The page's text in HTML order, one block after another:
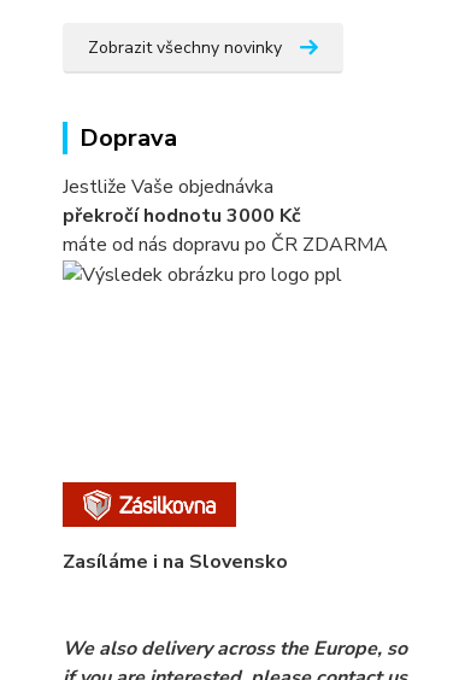
Zobrazit všechny novinky
Doprava
Jestliže Vaše objednávka
překročí hodnotu 3000 Kč
máte od nás dopravu po ČR ZDARMA
Zasíláme i na Slovensko
We also delivery across the Europe, so